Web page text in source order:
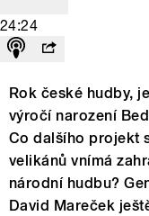
24:24
Rok české hudby,
výročí narození
Co dalšího projekt
velikánů vnímá
národní hudbu?
David Mareček